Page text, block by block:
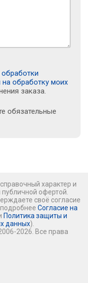
на обработку моих
заказа.
обязательные
характер и
публичной офертой.
своё согласие
Согласие на
Политика защиты и
данных).
2026. Все права